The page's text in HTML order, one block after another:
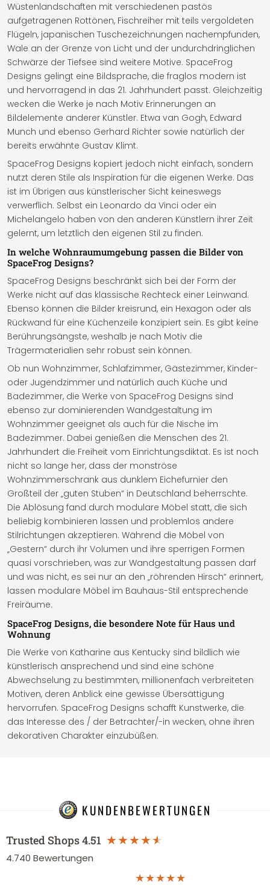
Wüstenlandschaften mit verschiedenen pastös
aufgetragenen Rottönen, Fischreiher mit teils vergoldeten
Flügeln, japanischen Tuschezeichnungen nachempfunden,
Wale an der Grenze von Licht und der undurchdringlichen
Schwärze der Tiefsee sind weitere Motive. SpaceFrog
Designs gelingt eine Bildsprache, die fraglos modern ist
und hervorragend in das 21. Jahrhundert passt. Gleichzeitig
wecken die Werke je nach Motiv Erinnerungen an
Bildelemente anderer Künstler. Etwa van Gogh, Edward
Munch und ebenso Gerhard Richter sowie natürlich der
bereits erwähnte Gustav Klimt.
SpaceFrog Designs kopiert jedoch nicht einfach, sondern
nutzt deren Stile als Inspiration für die eigenen Werke. Das
ist im Übrigen aus künstlerischer Sicht keineswegs
verwerflich. Selbst ein Leonardo da Vinci oder ein
Michelangelo haben von den anderen Künstlern ihrer Zeit
gelernt, um letztlich den eigenen Stil zu finden.
In welche Wohnraumumgebung passen die Bilder von
SpaceFrog Designs?
SpaceFrog Designs beschränkt sich bei der Form der
Werke nicht auf das klassische Rechteck einer Leinwand.
Ebenso können die Bilder kreisrund, ein Hexagon oder als
Rückwand für eine Küchenzeile konzipiert sein. Es gibt keine
Berührungsängste, weshalb je nach Motiv die
Trägermaterialien sehr robust sein können.
Ob nun Wohnzimmer, Schlafzimmer, Gästezimmer, Kinder-
oder Jugendzimmer und natürlich auch Küche und
Badezimmer, die Werke von SpaceFrog Designs sind
ebenso zur dominierenden Wandgestaltung im
Wohnzimmer geeignet als auch für die Nische im
Badezimmer. Dabei genießen die Menschen des 21.
Jahrhundert die Freiheit vom Einrichtungsdiktat. Es ist noch
nicht so lange her, dass der monströse
Wohnzimmerschrank aus dunklem Eichefurnier den
Großteil der „guten Stuben“ in Deutschland beherrschte.
Die Ablösung fand durch modulare Möbel statt, die sich
beliebig kombinieren lassen und problemlos andere
Stilrichtungen akzeptieren. Während die Möbel von
„Gestern“ durch ihr Volumen und ihre sperrigen Formen
quasi vorschrieben, was zur Wandgestaltung passen darf
und was nicht, es sei nur an den „röhrenden Hirsch“ erinnert,
lassen modulare Möbel im Bauhaus-Stil entsprechende
Freiräume.
SpaceFrog Designs, die besondere Note für Haus und
Wohnung
Die Werke von Katharine aus Kentucky sind bildlich wie
künstlerisch ansprechend und sind eine schöne
Abwechselung zu bestimmten, millionenfach verbreiteten
Motiven, deren Anblick eine gewisse Übersättigung
hervorrufen. SpaceFrog Designs schafft Kunstwerke, die
das Interesse des / der Betrachter/-in wecken, ohne ihren
dekorativen Charakter einzubüßen.
KUNDENBEWERTUNGEN
Trusted Shops4.51
4.740 Bewertungen